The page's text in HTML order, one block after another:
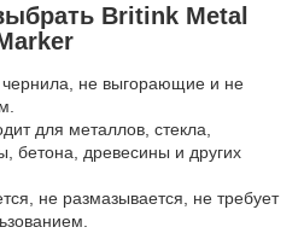
Britink Metal
чернила, не выгорающие и не
для металлов, стекла,
бетона, древесины и других
не размазывается, не требует